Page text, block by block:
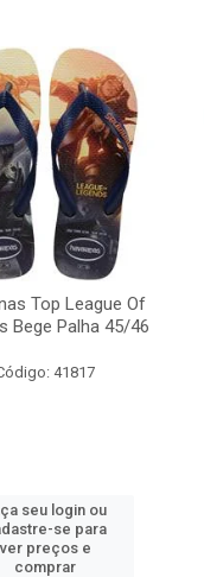
Top League Of
Bege Palha 45/46
41817
seu login ou
se para
ver preços e
comprar